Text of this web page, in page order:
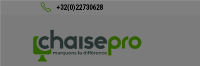
+32(0)22730628